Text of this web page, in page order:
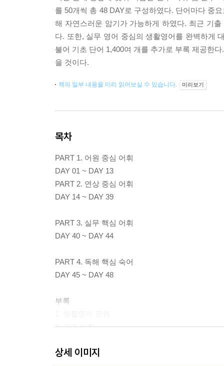
를 50개씩 총 48 DAY로 구성하였다. 단어마다 중
해 자연스러운 암기가 가능하게 하였다. 최근 기
다. 또한, 실무 영어 중심의 생활영어를 완벽하게
불어 기초 단어 1,400여 개를 추가로 부록 제공한
을 것이다.
책의 일부 내용을 미리 읽어보실 수 있습니다. 미리보기
목차
PART 1. 어원 중심 어휘
DAY 01 ~ DAY 13
PART 2. 연상 중심 어휘
DAY 14 ~ DAY 39
PART 3. 실무 핵심 어휘
DAY 40 ~ DAY 44
PART 4. 독해 핵심 숙어
DAY 45 ~ DAY 48
부록
2. 기초 어휘
상세 이미지